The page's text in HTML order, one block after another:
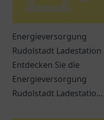
Energieversorgung
Rudolstadt Ladestation
Entdecken Sie die
Energieversorgung
Rudolstadt Ladestation